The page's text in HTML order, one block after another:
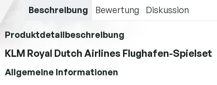
Beschreibung Bewertung Diskussion
Produktdetailbeschreibung
KLM Royal Dutch Airlines Flughafen-Spielset
Allgemeine Informationen